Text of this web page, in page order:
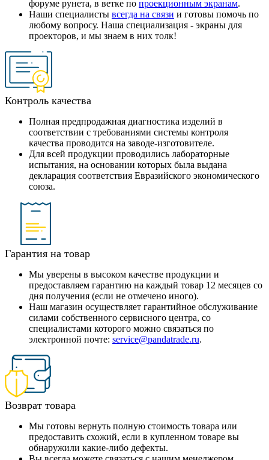
форуме рунета, в ветке по проекционным экранам.
Наши специалисты всегда на связи и готовы помочь по
любому вопросу. Наша специализация - экраны для
проекторов, и мы знаем в них толк!
Контроль качества
Полная предпродажная диагностика изделий в
соответствии с требованиями системы контроля
качества проводится на заводе-изготовителе.
Для всей продукции проводились лабораторные
испытания, на основании которых была выдана
декларация соответствия Евразийского экономического
союза.
Гарантия на товар
Мы уверены в высоком качестве продукции и
предоставляем гарантию на каждый товар 12 месяцев со
дня получения (если не отмечено иного).
Наш магазин осуществляет гарантийное обслуживание
силами собственного сервисного центра, со
специалистами которого можно связаться по
электронной почте: service@pandatrade.ru.
Возврат товара
Мы готовы вернуть полную стоимость товара или
предоставить схожий, если в купленном товаре вы
обнаружили какие-либо дефекты.